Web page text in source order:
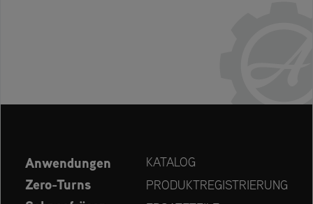
Anwendungen
Zero-Turns
KATALOG
PRODUKTREGISTRIERUNG